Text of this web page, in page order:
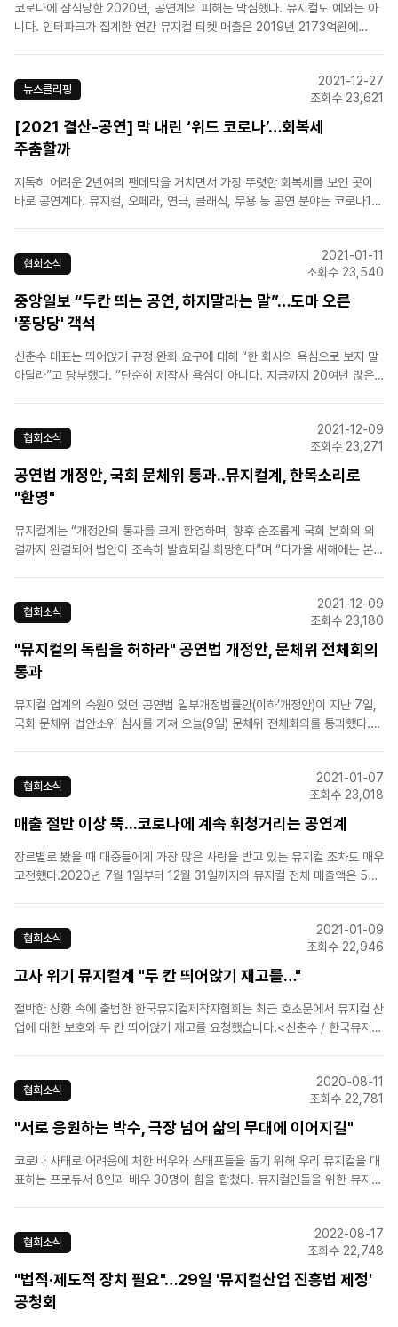
코로나에 잠식당한 2020년, 공연계의 피해는 막심했다. 뮤지컬도 예외는 아
니다. 인터파크가 집계한 연간 뮤지컬 티켓 매출은 2019년 2173억원에
약&..
뉴스클리핑
2021-12-27
조회수 23,621
[2021 결산-공연] 막 내린 ‘위드 코로나’…회복세
주춤할까
지독히 어려운 2년여의 팬데믹을 거치면서 가장 뚜렷한 회복세를 보인 곳이
바로 공연계다. 뮤지컬, 오페라, 연극, 클래식, 무용 등 공연 분야는 코로나19
준까지 올려놓기 위해 안간힘을 쓰고 있다. 다..
협회소식
2021-01-11
조회수 23,540
중앙일보 “두칸 띄는 공연, 하지말라는 말”…도마 오른
'퐁당당' 객석
신춘수 대표는 띄어앉기 규정 완화 요구에 대해 “한 회사의 욕심으로 보지 말
아달라”고 당부했다. “단순히 제작사 욕심이 아니다. 지금까지 20여년 많은
대표는 “공연을 개별적으로 ..
협회소식
2021-12-09
조회수 23,271
공연법 개정안, 국회 문체위 통과..뮤지컬계, 한목소리로
"환영"
뮤지컬계는 “개정안의 통과를 크게 환영하며, 향후 순조롭게 국회 본회의 의
결까지 완결되어 법안이 조속히 발효되길 희망한다”며 “다가올 새해에는 본
를 이어갈 수 있기를 기대한다”고 강조했다.이날 공동성명서에는 ..
협회소식
2021-12-09
조회수 23,180
"뮤지컬의 독립을 허하라" 공연법 개정안, 문체위 전체회의
통과
뮤지컬 업계의 숙원이었던 공연법 일부개정법률안(이하’개정안)이 지난 7일,
국회 문체위 법안소위 심사를 거쳐 오늘(9일) 문체위 전체회의를 통과했다.
써 법령상 근거를 마련하고 한국 뮤지컬산업을 체계적..
협회소식
2021-01-07
조회수 23,018
매출 절반 이상 뚝...코로나에 계속 휘청거리는 공연계
장르별로 봤을 때 대중들에게 가장 많은 사랑을 받고 있는 뮤지컬 조차도 매우
고전했다.2020년 7월 1일부터 12월 31일까지의 뮤지컬 전체 매출액은 589
나가 장기화되고 있는 가운데, 공연계는 어려움..
협회소식
2021-01-09
조회수 22,946
고사 위기 뮤지컬계 "두 칸 띄어앉기 재고를…"
절박한 상황 속에 출범한 한국뮤지컬제작자협회는 최근 호소문에서 뮤지컬 산
업에 대한 보호와 두 칸 띄어앉기 재고를 요청했습니다.<신춘수 / 한국뮤지컬
공연장 대관료 지원도 현실적인 방안이 될 수 있다고..
협회소식
2020-08-11
조회수 22,781
"서로 응원하는 박수, 극장 넘어 삶의 무대에 이어지길"
코로나 사태로 어려움에 처한 배우와 스태프들을 돕기 위해 우리 뮤지컬을 대
표하는 프로듀서 8인과 배우 30명이 힘을 합쳤다. 뮤지컬인들을 위한 뮤지컬
어지면서, 당장 생계 위기에 처한 ..
협회소식
2022-08-17
조회수 22,748
"법적·제도적 장치 필요"…29일 '뮤지컬산업 진흥법 제정'
공청회